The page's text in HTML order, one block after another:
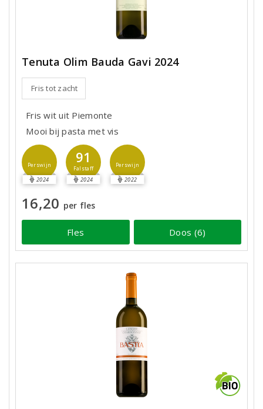
Tenuta Olim Bauda Gavi 2024
Fris tot zacht
Fris wit uit Piemonte
Mooi bij pasta met vis
Perswijn
2024
91
Falstaff
2024
Perswijn
2022
16,20 per fles
Fles Doos (6)